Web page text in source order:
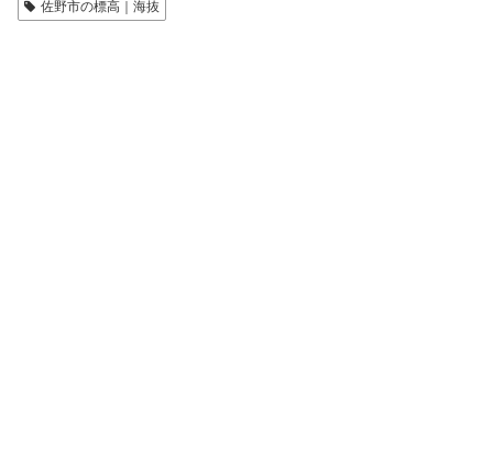
佐野市の標高｜海抜